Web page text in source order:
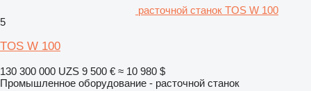
расточной станок TOS W 100
5
TOS W 100
130 300 000 UZS 9 500 € ≈ 10 980 $
Промышленное оборудование - расточной станок